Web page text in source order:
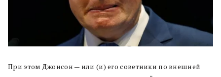
При этом Джонсон — или (и) его советники по внешней